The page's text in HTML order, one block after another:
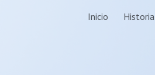
Skip to navigation
Inicio Historia